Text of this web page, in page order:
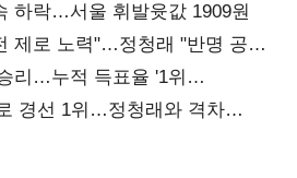
하락…서울 휘발윳값 1909원
제로 노력"…정청래 "반명 공세
리…누적 득표율 '1위
경선 1위…정청래와 격차